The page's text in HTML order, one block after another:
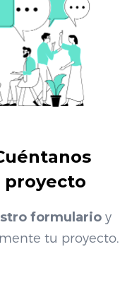
proyecto
formulario y
tu proyecto.